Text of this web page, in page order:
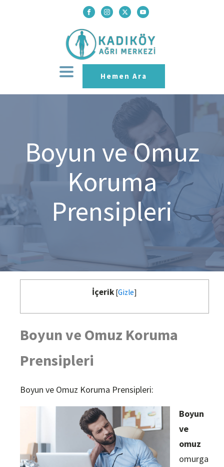
Hemen Ara
Boyun ve Omuz
Koruma
Prensipleri
İçerik [Gizle]
Boyun ve Omuz Koruma
Prensipleri
Boyun ve Omuz Koruma Prensipleri:
Boyun
ve
omuz
omurga